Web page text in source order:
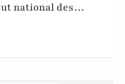
national des
rédige chaque